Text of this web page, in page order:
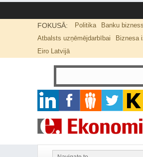
FOKUSĀ: Politika
Banku bizness
Atbalsts uzņēmējdarbībai
Biznesa
Eiro Latvijā